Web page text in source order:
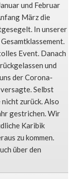
und Februar
März die
In unserer
Event. Danach
und
der Corona-
Selbst
zurück. Also
gestrichen. Wir
Karibik
zu kommen.
über den